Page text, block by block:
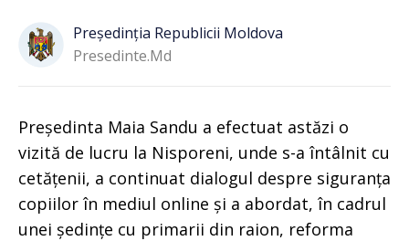
Președinția Republicii Moldova
Presedinte.md
Președinta Maia Sandu a efectuat astăzi o
vizită de lucru la Nisporeni, unde s-a întâlnit cu
cetățenii, a continuat dialogul despre siguranța
copiilor în mediul online și a abordat, în cadrul
unei ședințe cu primarii din raion, reforma